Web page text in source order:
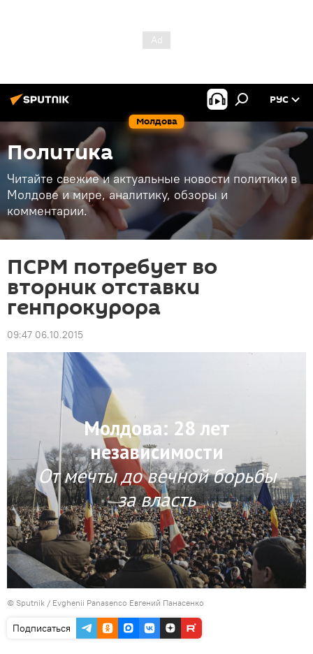
Молдова
РУС
Политика
Читайте свежие и актуальные новости политики в
Молдове и мире, аналитику, обзоры и
комментарии.
ПСРМ потребует во
вторник отставки
генпрокурора
09:47 06.10.2015
© Sputnik / Evghenii Panasenco Евгений Панасенко
Подписаться